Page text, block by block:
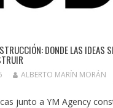
DONDE LAS IDEAS
ALBERTO MARÍN MORÁN
junto a YM Agency